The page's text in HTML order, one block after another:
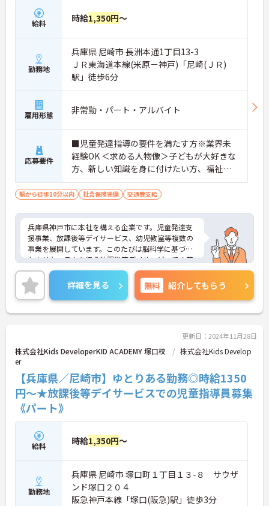
給料 時給1,350円～
勤務地
兵庫県 尼崎市 長洲本通1丁目13-3
ＪＲ東海道本線(米原－神戸)「尼崎(ＪＲ)
駅」徒歩6分
雇用形態 非常勤・パート・アルバイト
応募要件
■児童発達指導の要件を満たす方※業界未
経験OK ＜求める人物像＞子どもが大好きな
方、新しい知識を身に付けたい方、福祉・
教育に興味のある方
駅から徒歩10分以内 社会保険完備 交通費支給
兵庫県神戸市に本社を構える企業です。児童発達支
援事業、放課後等デイサービス、幼児教室等複数の
事業を展開しています。このたびは脳科学に基づい
たカリキュラムを行う放課後等デイサービスでの募
集です。子供達の未来の為に多職種が一丸となり全
力でサポートしています。1日の実働は7時間、ハー
ドな職場ではなく、子どもとゆっくりと向き合える
あたたかい環境です。ご興味ある方には、面接対策
ポイントなど、さらに詳細をお話しいたしますので
詳細を見る 無料 紹介してもらう
更新日：2024年11月28日
株式会社Kids DeveloperKID ACADEMY 塚口校
株式会社Kids Develop
er
【兵庫県／尼崎市】ゆとりある勤務◎時給1350
円～★放課後等デイサービスでの児童指導員募集
《パート》
給料 時給1,350円～
勤務地
兵庫県 尼崎市 塚口町１丁目１３-８ サウザ
ンド塚口２０４
阪急神戸本線「塚口(阪急)駅」徒歩3分